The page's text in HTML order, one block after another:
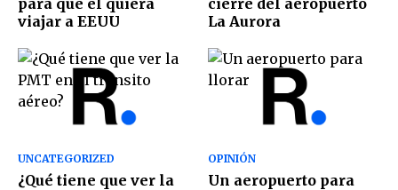
para que el quiera
viajar a EEUU
cierre del aeropuerto
La Aurora
UNCATEGORIZED
¿Qué tiene que ver la
OPINIÓN
Un aeropuerto para